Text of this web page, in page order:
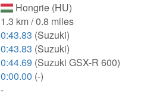
Hongrie (HU)
1.3 km / 0.8 miles
0:43.83 (Suzuki)
0:43.83 (Suzuki)
0:44.69 (Suzuki GSX-R 600)
0:00.00 (-)
-